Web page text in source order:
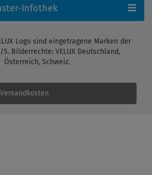
Infothek
Logo sind eingetragene Marken der
S. Bilderrechte: VELUX Deutschland,
Österreich, Schweiz.